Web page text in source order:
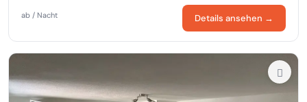
ab / Nacht Details ansehen →